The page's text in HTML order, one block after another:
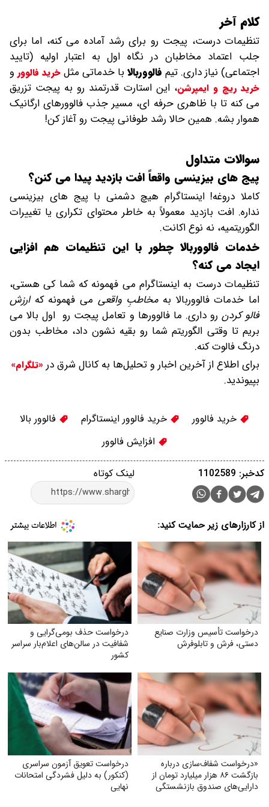
کلام آخر
تنظیمات درست، پیجت رو برای رشد آماده می ‌کنه، اما برای
جلب اعتماد مخاطبان در نگاه اول به اعتبار اولیه (تایید
اجتماعی) نیاز داری. تیم فالووربالا با خدماتی مثل خرید فالوور و
خرید ریچ و ایمپرشن، این استارت قدرتمند رو به پیجت تزریق
می ‌کنه تا با ظاهری حرفه ‌ای، مسیر جذب فالوورهای ارگانیک
هموار بشه. همین حالا رشد طوفانی پیجت رو آغاز کن!
سوالات متداول
پیج های بیزینسی واقعاً افت بازدید پیدا می کنن؟
کاملا دروغه! اینستاگرام هیچ دشمنی با پیج های بیزینسی
نداره. افت بازدید معمولاً به خاطر محتوای تکراری یا تغییرات
الگوریتمیه، نه نوع اکانت.
خدمات فالووربالا چطور با این تنظیمات هم افزایی
ایجاد می کنه؟
تنظیمات درست به اینستاگرام می فهمونه که شما کی هستی،
اما خدمات فالووربالا بهمخاطبِ واقعی می فهمونه کهارزش
فالو کردن رو داری. ما فالوورها و تعامل پیجت رو اول بالا می
بریم تا وقتی الگوریتم شما رو بقیه نشون داد، مخاطب بدون
درنگ فالوت کنه.
برای اطلاع از آخرین اخبار و تحلیل‌ها به کانال شرق در «تلگرام»
بپیوندید.
خرید فالوور خرید فالوور اینستاگرام
فالوور بالا
افزایش فالوور
لینک کوتاه کدخبر: 1102589
از کارزارهای زیر حمایت کنید:
درخواست تأسیس وزارت صنایع
دستی، فرش و تابلوفرش
درخواست حذف بومی‌گرایی و
شفافیت در سالن‌های اعلام‌بار سراسر
کشور
«درخواست شفاف‌سازی درباره
بازگشت ۸۶ هزار میلیارد تومان از
دارایی‌های صندوق بازنشستگی
درخواست تعویق آزمون سراسری
(کنکور) به دلیل فشردگی امتحانات
نهایی